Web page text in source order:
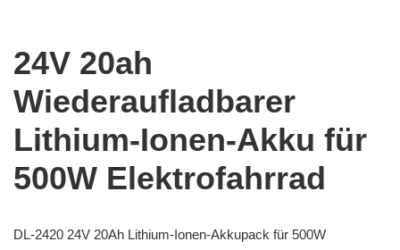
24V 20ah
Wiederaufladbarer
Lithium-Ionen-Akku für
500W Elektrofahrrad
DL-2420 24V 20Ah Lithium-Ionen-Akkupack für 500W